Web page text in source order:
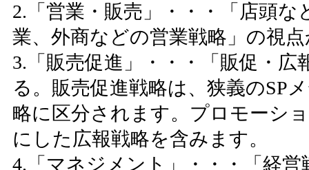
2.「営業・販売」・・・「店頭
業、外商などの営業戦略」の視
3.「販売促進」・・・「販促・
る。販売促進戦略は、狭義のSP
略に区分されます。プロモーシ
にした広報戦略を含みます。
4.「マネジメント」・・・「経